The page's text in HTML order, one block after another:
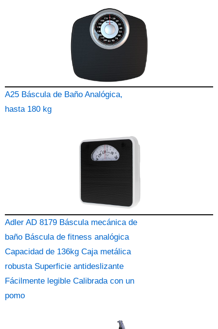
A25 Báscula de Baño Analógica,
hasta 180 kg
Adler AD 8179 Báscula mecánica de
baño Báscula de fitness analógica
Capacidad de 136kg Caja metálica
robusta Superficie antideslizante
Fácilmente legible Calibrada con un
pomo